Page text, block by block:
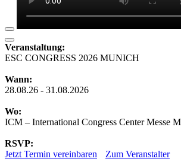
Veranstaltung:
ESC CONGRESS 2026 MUNICH
Wann:
28.08.26 - 31.08.2026
Wo:
ICM – International Congress Center Messe
RSVP:
Jetzt Termin vereinbaren
Zum Veranstalter